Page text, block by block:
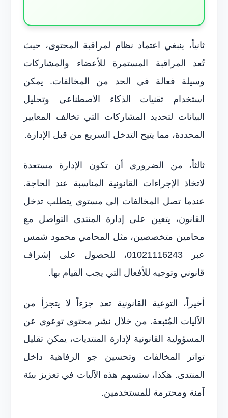
ثانياً، ينبغي اعتماد نظام لمراقبة المحتوى، حيث
تُعد المراقبة المستمرة للأعضاء والمشاركات
وسيلة فعالة في الحد من المخالفات. يمكن
استخدام تقنيات الذكاء الاصطناعي وتحليل
البيانات لتحديد المشاركات التي تخالف المعايير
المحددة، مما يتيح التدخل السريع من قبل الإدارة.
ثالثاً، من الضروري أن تكون الإدارة مستعدة
لاتخاذ الإجراءات القانونية المناسبة عند الحاجة.
عندما تصل المخالفات إلى مستوى يتطلب تدخل
القانون، يتعين على إدارة المنتدى التواصل مع
محامين متخصصين، مثل المحامي محمود شمس
عبر 01021116243، للحصول على إشراف
قانوني وتوجيه للأفعال التي يجب القيام بها.
أخيراً، التوعية القانونية تعد جزءاً لا يتجزأ من
الآليات المُتبعة. من خلال نشر محتوى توعوي عن
المسؤولية القانونية لإدارة المنتديات، يمكن تقليل
تواتر المخالفات وتحسين جو الرفاهية داخل
المنتدى. هكذا، ستسهم هذه الآليات في تعزيز بيئة
آمنة ومحترمة للمستخدمين.